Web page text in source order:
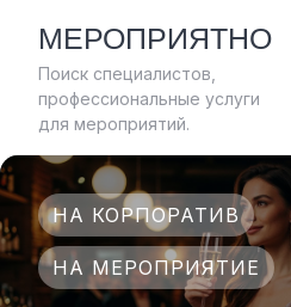
content
МЕРОПРИЯТНО
Поиск специалистов,
профессиональные услуги
для мероприятий.
НА КОРПОРАТИВ
НА МЕРОПРИЯТИЕ